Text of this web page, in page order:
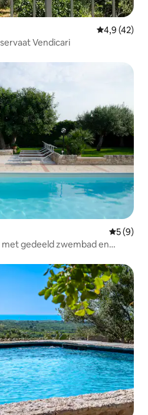
4,9 (42)
Vendicari
5 (9)
met gedeeld zwembad en